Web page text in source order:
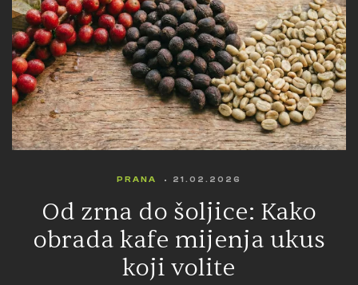
21.02.2026
PRANA
Od zrna do šoljice: Kako
obrada kafe mijenja ukus
koji volite